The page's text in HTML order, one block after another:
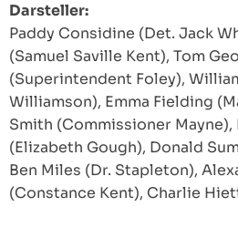
Darsteller:
Paddy Considine (Det. Jack
(Samuel Saville Kent), Tom
(Superintendent Foley),
Williamson), Emma Fielding
Smith (Commissioner Mayne),
(Elizabeth Gough), Donald
Ben Miles (Dr. Stapleton),
(Constance Kent), Charlie